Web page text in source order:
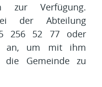
zur Verfügung.
der Abteilung
256 52 77 oder
an, um mit ihm
Gemeinde zu